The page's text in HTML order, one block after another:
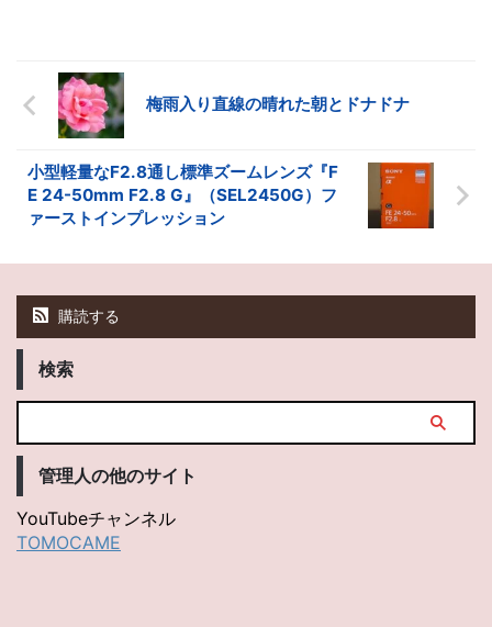
梅雨入り直線の晴れた朝とドナドナ
小型軽量なF2.8通し標準ズームレンズ『F
E 24-50mm F2.8 G』（SEL2450G）フ
ァーストインプレッション
購読する
検索
管理人の他のサイト
YouTubeチャンネル
TOMOCAME